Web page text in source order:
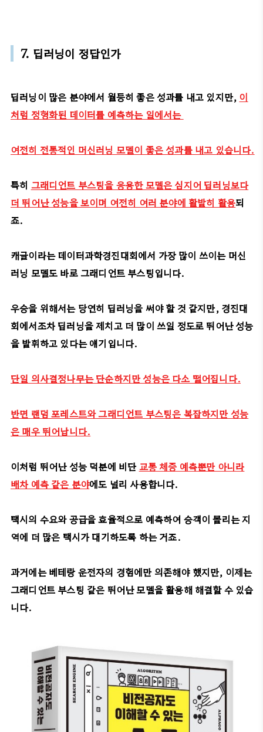
7. 딥러닝이 정답인가
딥러닝이 많은 분야에서 월등히 좋은 성과를 내고 있지만, 이
처럼 정형화된 데이터를 예측하는 일에서는
여전히 전통적인 머신러닝 모델이 좋은 성과를 내고 있습니다.
특히 그래디언트 부스팅을 응용한 모델은 심지어 딥러닝보다
더 뛰어난 성능을 보이며 여전히 여러 분야에 활발히 활용되
죠.
캐글이라는 데이터과학경진대회에서 가장 많이 쓰이는 머신
러닝 모델도 바로 그래디언트 부스팅입니다.
우승을 위해서는 당연히 딥러닝을 써야 할 것 같지만, 경진대
회에서조차 딥러닝을 제치고 더 많이 쓰일 정도로 뛰어난 성능
을 발휘하고 있다는 얘기입니다.
단일 의사결정나무는 단순하지만 성능은 다소 떨어집니다.
반면 랜덤 포레스트와 그래디언트 부스팅은 복잡하지만 성능
은 매우 뛰어납니다.
이처럼 뛰어난 성능 덕분에 비단교통 체증 예측뿐만 아니라
배차 예측 같은 분야에도 널리 사용합니다.
택시의 수요와 공급을 효율적으로 예측하여 승객이 몰리는 지
역에 더 많은 택시가 대기하도록 하는 거죠.
과거에는 베테랑 운전자의 경험에만 의존해야 했지만, 이제는
그래디언트 부스팅 같은 뛰어난 모델을 활용해 해결할 수 있습
니다.